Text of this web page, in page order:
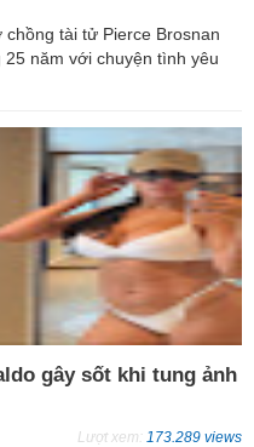
tài tử Pierce Brosnan
năm với chuyện tình yêu
gây sốt khi tung ảnh
Lượt xem: 173.289 views